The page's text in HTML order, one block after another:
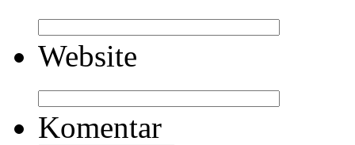
Website
Komentar